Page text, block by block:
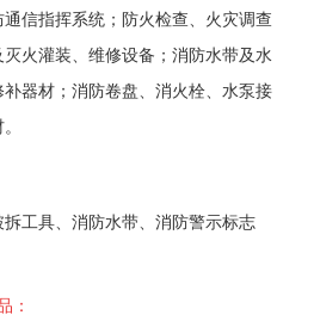
信指挥系统；防火检查、火灾调查
火灌装、维修设备；消防水带及水
器材；消防卷盘、消火栓、水泵接
工具、消防水带、消防警示标志
：